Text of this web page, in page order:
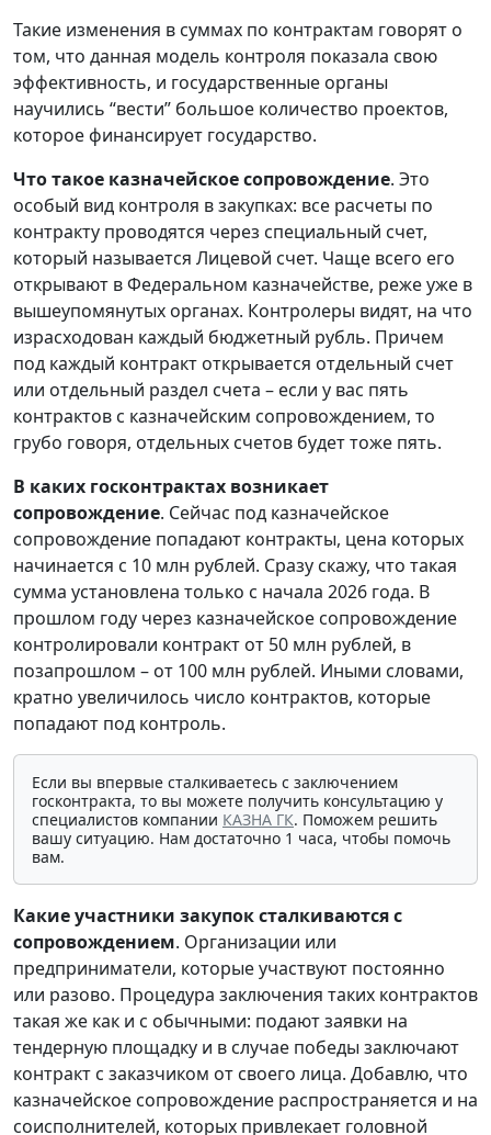
Такие изменения в суммах по контрактам говорят о
том, что данная модель контроля показала свою
эффективность, и государственные органы
научились “вести” большое количество проектов,
которое финансирует государство.
Что такое казначейское сопровождение. Это
особый вид контроля в закупках: все расчеты по
контракту проводятся через специальный счет,
который называется Лицевой счет. Чаще всего его
открывают в Федеральном казначействе, реже уже в
вышеупомянутых органах. Контролеры видят, на что
израсходован каждый бюджетный рубль. Причем
под каждый контракт открывается отдельный счет
или отдельный раздел счета – если у вас пять
контрактов с казначейским сопровождением, то
грубо говоря, отдельных счетов будет тоже пять.
В каких госконтрактах возникает
сопровождение. Сейчас под казначейское
сопровождение попадают контракты, цена которых
начинается с 10 млн рублей. Сразу скажу, что такая
сумма установлена только с начала 2026 года. В
прошлом году через казначейское сопровождение
контролировали контракт от 50 млн рублей, в
позапрошлом – от 100 млн рублей. Иными словами,
кратно увеличилось число контрактов, которые
попадают под контроль.
Если вы впервые сталкиваетесь с заключением
госконтракта, то вы можете получить консультацию у
специалистов компании КАЗНА ГК. Поможем решить
вашу ситуацию. Нам достаточно 1 часа, чтобы помочь
вам.
Какие участники закупок сталкиваются с
сопровождением. Организации или
предприниматели, которые участвуют постоянно
или разово. Процедура заключения таких контрактов
такая же как и с обычными: подают заявки на
тендерную площадку и в случае победы заключают
контракт с заказчиком от своего лица. Добавлю, что
казначейское сопровождение распространяется и на
соисполнителей, которых привлекает головной